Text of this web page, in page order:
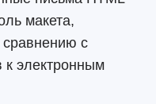
макета,
сравнению с
электронным